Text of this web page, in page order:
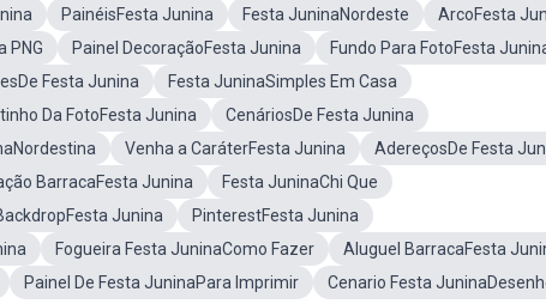
PainéisFesta Junina Festa JuninaNordeste
ArcoFesta
PNG Painel DecoraçãoFesta Junina
Fundo Para FotoFesta
Festa Junina
Festa JuninaSimples Em Casa
Da FotoFesta Junina
CenáriosDe Festa Junina
Venha a CaráterFesta Junina
AdereçosDe Festa
BarracaFesta Junina
Festa JuninaChi Que
Junina
PinterestFesta Junina
Fogueira Festa JuninaComo Fazer
Aluguel BarracaFesta
Painel De Festa JuninaPara Imprimir Cenario Festa